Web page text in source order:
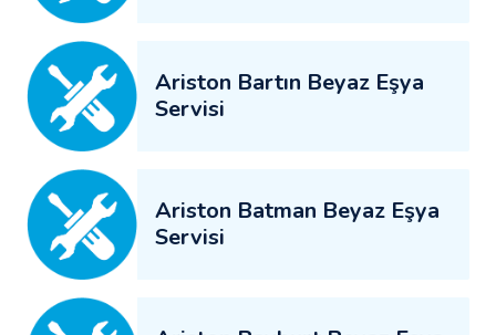
Ariston Bartın Beyaz Eşya
Servisi
Ariston Batman Beyaz Eşya
Servisi